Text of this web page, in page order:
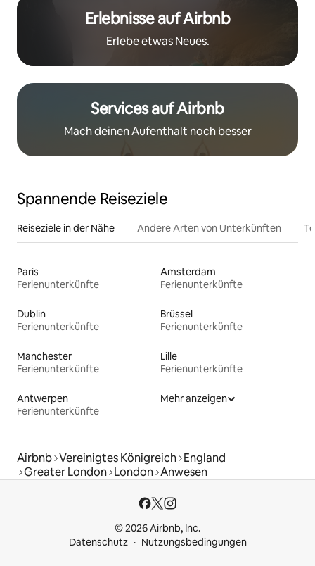
Erlebnisse auf Airbnb
Erlebe etwas Neues.
Services auf Airbnb
Mach deinen Aufenthalt noch besser
Spannende Reiseziele
Reiseziele in der Nähe Andere Arten von Unterkünften
Paris
Ferienunterkünfte
Amsterdam
Ferienunterkünfte
Dublin
Ferienunterkünfte
Brüssel
Ferienunterkünfte
Manchester
Ferienunterkünfte
Lille
Ferienunterkünfte
Antwerpen
Ferienunterkünfte
Mehr anzeigen
Airbnb Vereinigtes Königreich England
Greater London London Anwesen
© 2026 Airbnb, Inc.
Datenschutz
Nutzungsbedingungen